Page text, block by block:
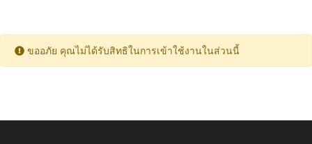
ขออภัย คุณไม่ได้รับสิทธิในการเข้าใช้งานในส่วนนี้